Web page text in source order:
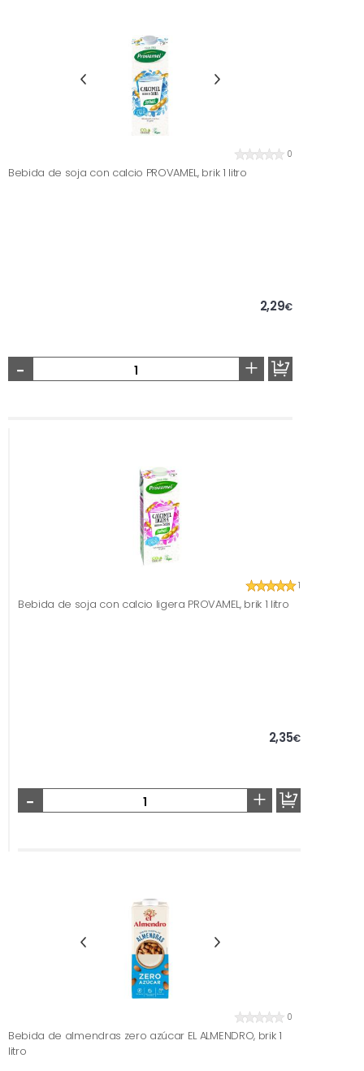
0
Bebida de soja con calcio PROVAMEL, brik 1 litro
2,29€
- +
1
Bebida de soja con calcio ligera PROVAMEL, brik 1 litro
2,35€
- +
0
Bebida de almendras zero azúcar EL ALMENDRO, brik 1
litro